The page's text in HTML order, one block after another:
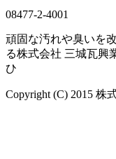
08477-2-4001
頑固な汚れや臭いを
る株式会社 三城瓦興
ひ
Copyright (C) 2015 株